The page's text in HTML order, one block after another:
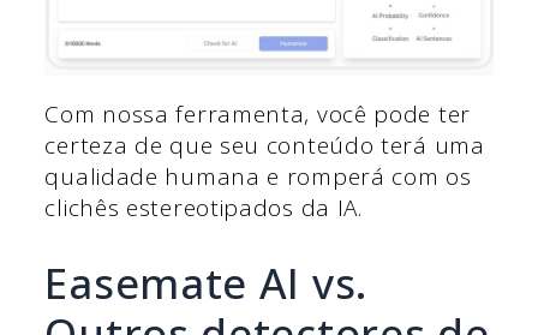
Com nossa ferramenta, você pode ter
certeza de que seu conteúdo terá uma
qualidade humana e romperá com os
clichês estereotipados da IA.
Easemate AI vs.